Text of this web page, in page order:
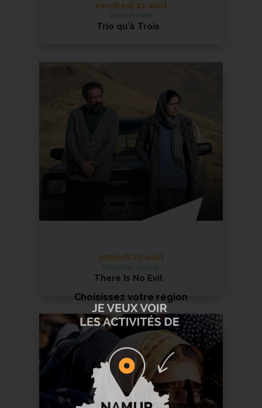
En savoir +
vendredi 21 août
Concert d'été
Trio qu’à Trois
En savoir +
samedi 22 août
Projection unique
There Is No Evil
Choisissez votre région